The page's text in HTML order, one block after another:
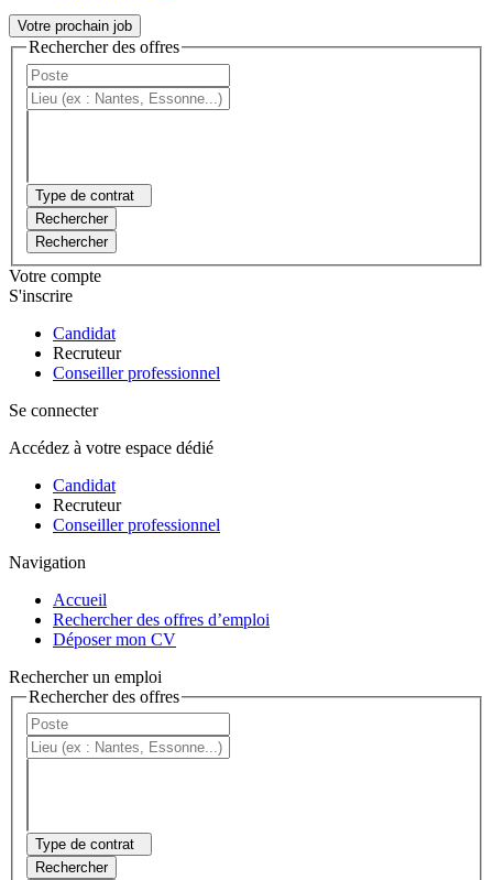
Votre prochain job
Rechercher des offres
Type de contrat
Rechercher
Rechercher
Votre compte
S'inscrire
Candidat
Recruteur
Conseiller professionnel
Se connecter
Accédez à votre espace dédié
Candidat
Recruteur
Conseiller professionnel
Navigation
Accueil
Rechercher des offres d’emploi
Déposer mon CV
Rechercher un emploi
Rechercher des offres
Type de contrat
Rechercher